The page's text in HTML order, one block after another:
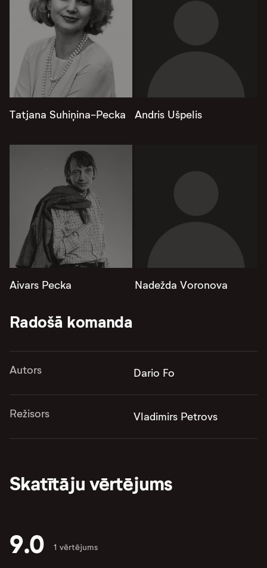
Tatjana Suhiņina-Pecka Andris Ušpelis
Aivars Pecka Nadežda Voronova
Radošā komanda
Autors Dario Fo
Režisors Vladimirs Petrovs
Skatītāju vērtējums
9.0 1 vērtējums